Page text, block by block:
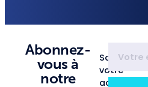
Abonnez-
vous à
notre
Saisissez
votre
adresse